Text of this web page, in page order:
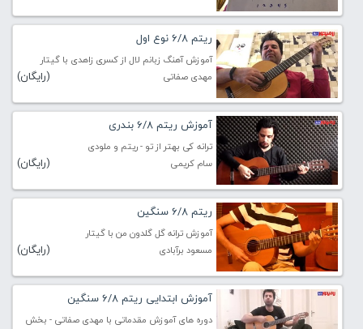
ریتم 6/8 نوع اول
آموزش آهنگ زبانم لال از کسری زاهدی با گیتار
مهدی صفاتی
(رایگان)
آموزش ریتم 6/8 بندری
ترانه کی بهتر از تو - ریتم و ملودی
سام کریمی
(رایگان)
ریتم 6/8 سنگین
آموزش ترانه گل گلدون من با گیتار
مسعود برآبادی
(رایگان)
آموزش ابتدایی ریتم 6/8 سنگین
دوره های آموزش مقدماتی با مهدی صفاتی - بخش